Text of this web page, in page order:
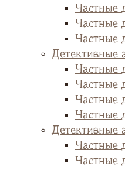
Частные
Частные
Частные
Детективные
Частные
Частные
Частные
Частные
Детективные
Частные
Частные